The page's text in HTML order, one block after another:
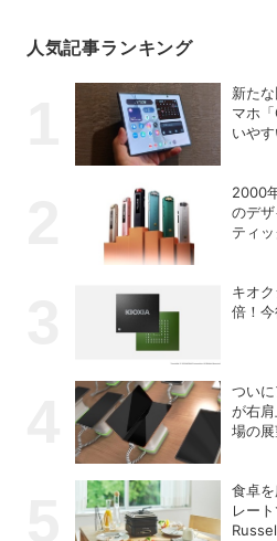
人気記事ランキング
新た
マホ
いや
2000
のデ
ティ
キオ
倍！
つい
が右
場の展
食卓
レー